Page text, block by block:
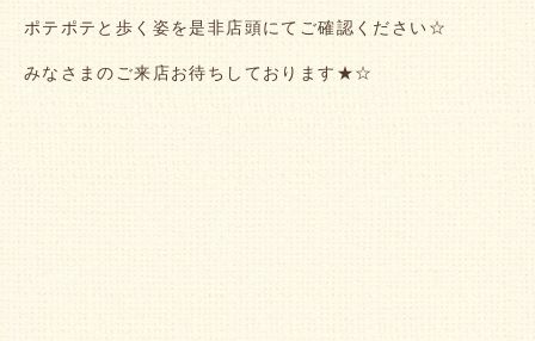
ポテポテと歩く姿を是非店頭にてご確認ください☆
みなさまのご来店お待ちしております★☆